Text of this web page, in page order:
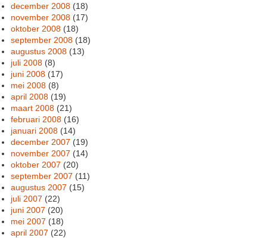
december 2008 (18)
november 2008 (17)
oktober 2008 (18)
september 2008 (18)
augustus 2008 (13)
juli 2008 (8)
juni 2008 (17)
mei 2008 (8)
april 2008 (19)
maart 2008 (21)
februari 2008 (16)
januari 2008 (14)
december 2007 (19)
november 2007 (14)
oktober 2007 (20)
september 2007 (11)
augustus 2007 (15)
juli 2007 (22)
juni 2007 (20)
mei 2007 (18)
april 2007 (22)